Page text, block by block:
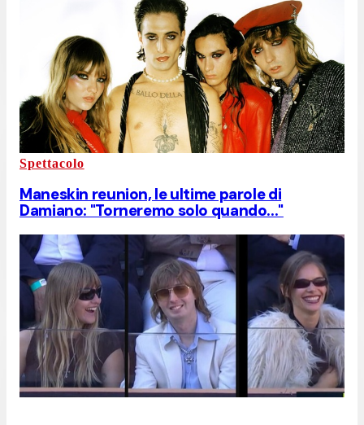
Spettacolo
Maneskin reunion, le ultime parole di
Damiano: "Torneremo solo quando..."